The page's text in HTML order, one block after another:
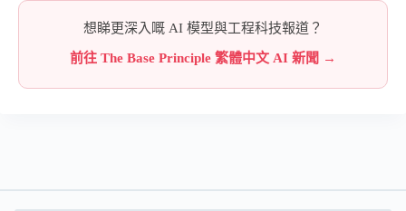
想睇更深入嘅 AI 模型與工程科技報道？
前往 The Base Principle 繁體中文 AI 新聞 →